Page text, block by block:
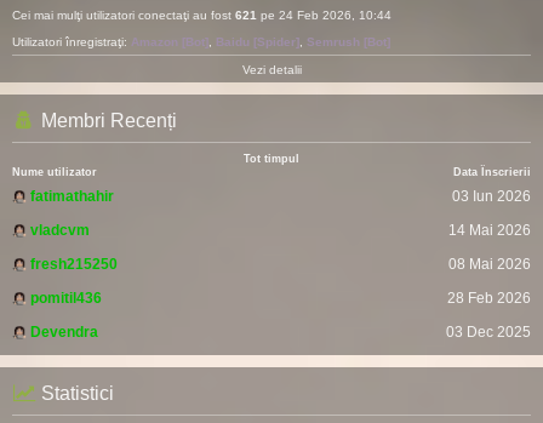
Cei mai mulţi utilizatori conectaţi au fost 621 pe 24 Feb 2026, 10:44
Utilizatori înregistraţi: Amazon [Bot] Baidu [Spider] Semrush [Bot]
Vezi detalii
Membri Recenți
Tot timpul
Nume utilizator
Data Înscrierii
fatimathahir
03 Iun 2026
vladcvm
14 Mai 2026
fresh215250
08 Mai 2026
pomitil436
28 Feb 2026
Devendra
03 Dec 2025
Statistici